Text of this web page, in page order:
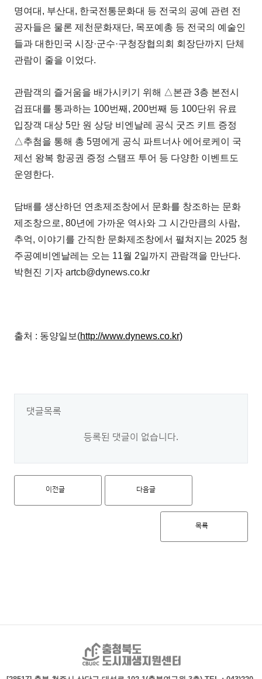
명여대, 부산대, 한국전통문화대 등 전국의 공예 관련 전
공자들은 물론 제천문화재단, 목포예총 등 전국의 예술인
들과 대한민국 시장·군수·구청장협의회 회장단까지 단체
관람이 줄을 이었다.
관람객의 즐거움을 배가시키기 위해 △본관 3층 본전시
검표대를 통과하는 100번째, 200번째 등 100단위 유료
입장객 대상 5만 원 상당 비엔날레 공식 굿즈 키트 증정
△추첨을 통해 총 5명에게 공식 파트너사 에어로케이 국
제선 왕복 항공권 증정 스탬프 투어 등 다양한 이벤트도
운영한다.
담배를 생산하던 연초제조창에서 문화를 창조하는 문화
제조창으로, 80년에 가까운 역사와 그 시간만큼의 사람,
추억, 이야기를 간직한 문화제조창에서 펼쳐지는 2025 청
주공예비엔날레는 오는 11월 2일까지 관람객을 만난다.
박현진 기자 artcb@dynews.co.kr
출처 : 동양일보(http://www.dynews.co.kr)
댓글목록
등록된 댓글이 없습니다.
이전글 다음글
목록